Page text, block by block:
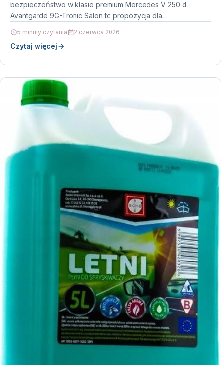
bezpieczeństwo w klasie premium Mercedes V 250 d
Avantgarde 9G-Tronic Salon to propozycja dla…
5 minuty czytania 2 czerwca 2026
Czytaj więcej